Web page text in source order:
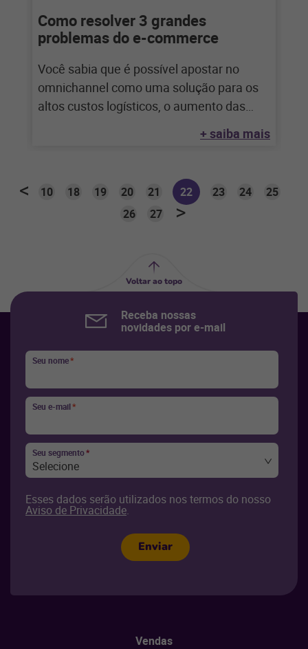
Como resolver 3 grandes
problemas do e-commerce
Você sabia que é possível apostar no
omnichannel como uma solução para os
altos custos logísticos, o aumento das
+ saiba mais
10 18 19 20 21 22 23 24
25
26
27
Voltar ao topo
Receba nossas
novidades por e-mail
Seu nome*
Seu e-mail*
Seu segmento*
Selecione
Esses dados serão utilizados nos termos do nosso
Aviso de Privacidade.
Enviar
Vendas